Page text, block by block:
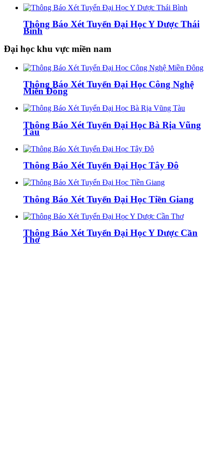
Thông Báo Xét Tuyển Đại Học Y Dược Thái
Bình
Đại học khu vực miền nam
Thông Báo Xét Tuyển Đại Học Công Nghệ
Miền Đông
Thông Báo Xét Tuyển Đại Học Bà Rịa Vũng
Tàu
Thông Báo Xét Tuyển Đại Học Tây Đô
Thông Báo Xét Tuyển Đại Học Tiền Giang
Thông Báo Xét Tuyển Đại Học Y Dược Cần
Thơ